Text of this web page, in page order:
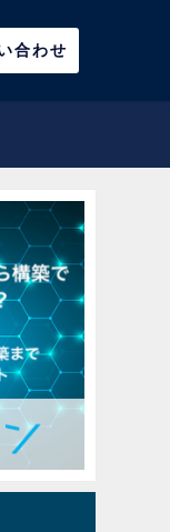
合わせ